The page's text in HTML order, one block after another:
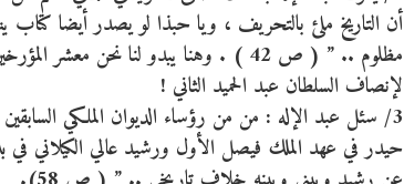
أن التاريخ ملئ بالتحريف ، ويا حبذا لو يصدر أيضا
مظلوم .. ” ( ص 42 ) . وهنا يبدو لنا نحن
لإنصاف السلطان عبد الحميد الثاني !
3/ سئل عبد الإله : من من رؤساء الديوان الملكي
حيدر في عهد الملك فيصل الأول ورشيد عالي الكيلاني